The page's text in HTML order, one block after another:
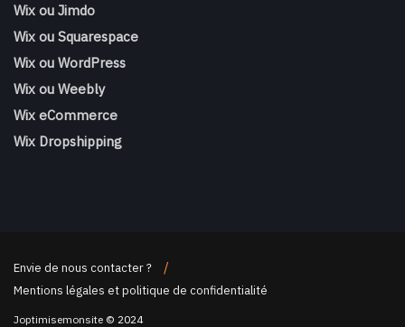
Wix ou Jimdo
Wix ou Squarespace
Wix ou WordPress
Wix ou Weebly
Wix eCommerce
Wix Dropshipping
Envie de nous contacter ?
Mentions légales et politique de confidentialité
Joptimisemonsite © 2024